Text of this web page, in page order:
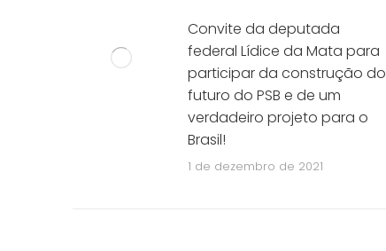
Convite da deputada
federal Lídice da Mata para
participar da construção do
futuro do PSB e de um
verdadeiro projeto para o
Brasil!
1 de dezembro de 2021